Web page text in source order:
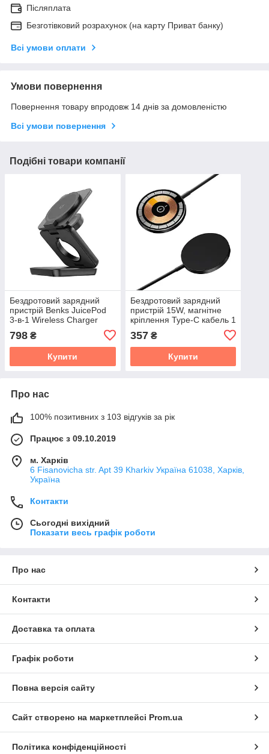
Післяплата
Безготівковий розрахунок (на карту Приват банку)
Всі умови оплати
Умови повернення
Повернення товару впродовж 14 днів за домовленістю
Всі умови повернення
Подібні товари компанії
Бездротовий зарядний
пристрій Benks JuicePod
3-в-1 Wireless Charger
MagSafe)
798 ₴
Купити
Бездротовий зарядний
пристрій 15W, магнітне
кріплення Type-C кабель 1
357₴
Купити
Про нас
100% позитивних з 103 відгуків за рік
Працює з 09.10.2019
м. Харків
6 Fisanovicha str. Apt 39 Kharkiv Україна 61038, Харків,
Україна
Контакти
Сьогодні вихідний
Показати весь графік роботи
Про нас
Контакти
Доставка та оплата
Графік роботи
Повна версія сайту
Сайт створено на маркетплейсі Prom.ua
Політика конфіденційності